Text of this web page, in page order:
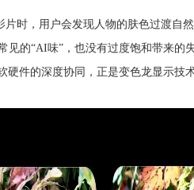
时，用户会发现人物的肤色过渡自
见的“AI味”，也没有过度饱和带来的
硬件的深度协同，正是变色龙显示技